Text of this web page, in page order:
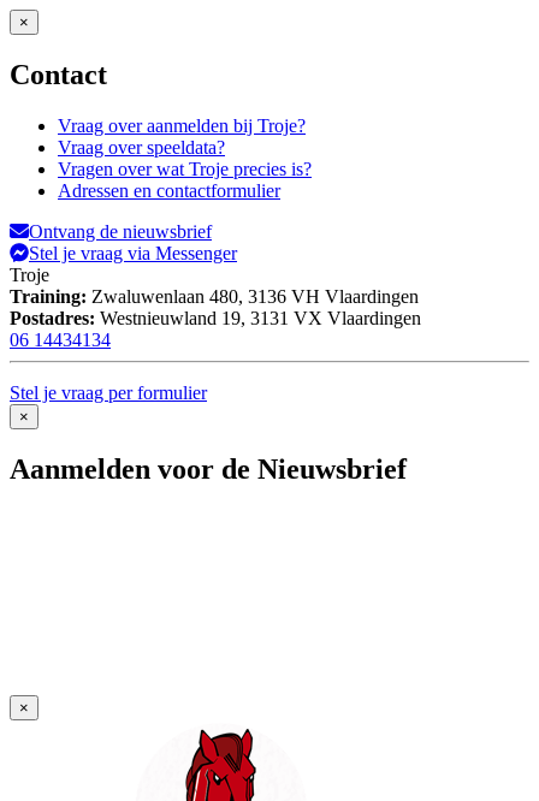
×
Contact
Vraag over aanmelden bij Troje?
Vraag over speeldata?
Vragen over wat Troje precies is?
Adressen en contactformulier
Ontvang de nieuwsbrief
Stel je vraag via Messenger
Troje
Training: Zwaluwenlaan 480, 3136 VH Vlaardingen
Postadres: Westnieuwland 19, 3131 VX Vlaardingen
06 14434134
Stel je vraag per formulier
×
Aanmelden voor de Nieuwsbrief
×